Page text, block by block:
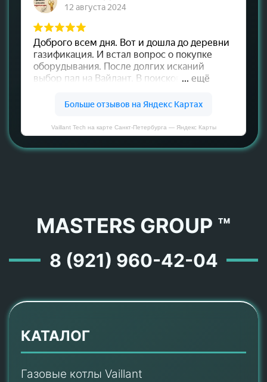
Vaillant Tech на карте Санкт‑Петербурга — Яндекс Карты
MASTERS GROUP ™
8 (921) 960-42-04
КАТАЛОГ
Газовые котлы Vaillant